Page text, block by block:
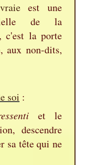
est une
de la
c'est la porte
aux non-dits,
soi :
et le
descendre
sa tête qui ne